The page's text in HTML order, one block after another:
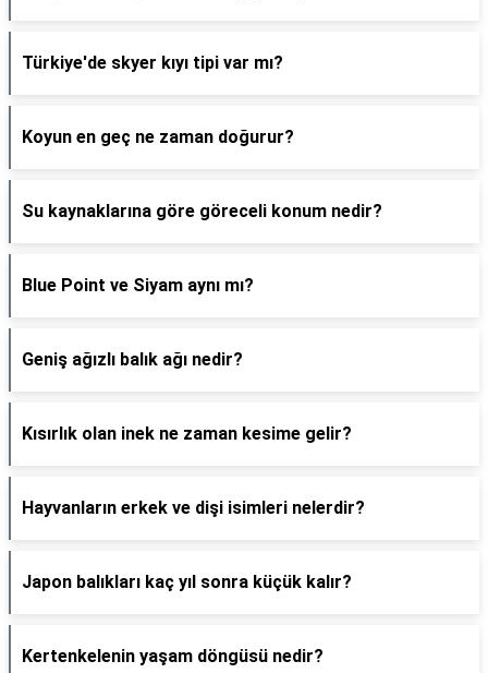
Türkiye'de skyer kıyı tipi var mı?
Koyun en geç ne zaman doğurur?
Su kaynaklarına göre göreceli konum nedir?
Blue Point ve Siyam aynı mı?
Geniş ağızlı balık ağı nedir?
Kısırlık olan inek ne zaman kesime gelir?
Hayvanların erkek ve dişi isimleri nelerdir?
Japon balıkları kaç yıl sonra küçük kalır?
Kertenkelenin yaşam döngüsü nedir?